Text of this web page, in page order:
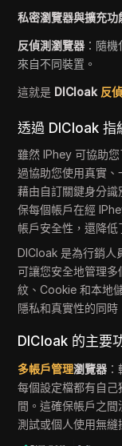
私密瀏覽器與擴充功
反偵測瀏覽器 ：隨
來自不同裝置。
這就是 DICloak 反
透過 DICloak 指
雖然 IPhey 可協助
過協助您使用真實、
藉由自訂關鍵身分
保每個帳戶在經
帳戶安全性，還降低
DICloak 是為行銷人
可讓您安全地管理
紋、Cookie 和本地
隱私和真實性的同時
DICloak 的主要
多帳戶管理瀏覽器
每個設定檔都有自
間。這確保帳戶之間
測試或個人使用無縫